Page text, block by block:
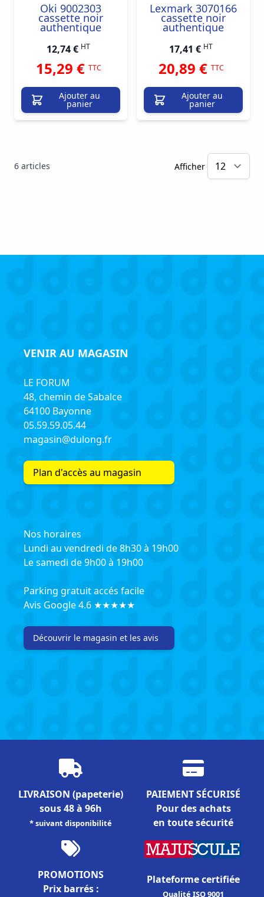
Oki 9002303
cassette noir
authentique
12,74 € HT
15,29 € TTC
Ajouter au
panier
Lexmark 3070166
cassette noir
authentique
17,41 € HT
20,89 € TTC
Ajouter au
panier
6 articles Afficher
VENIR AU MAGASIN
LE FORUM
48, chemin de Sabalce
64100 Bayonne
05.59.59.05.44
magasin@dulong.fr
Plan d'accès au magasin
Nos horaires
Lundi au vendredi de 8h30 à 19h00
Le samedi de 9h00 à 19h00
Parking gratuit accés facile
Avis Google 4.6 ★★★★★
Découvrir le magasin et les avis
LIVRAISON (papeterie)
sous 48 à 96h
* suivant disponibilité
PAIEMENT SÉCURISÉ
Pour des achats
en toute sécurité
PROMOTIONS
Prix barrés :
Plateforme certifiée
Qualité ISO 9001